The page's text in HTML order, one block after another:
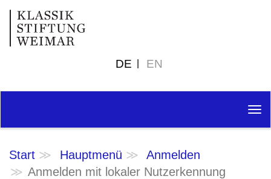
DE EN
Start Hauptmenü
Anmelden
Anmelden mit lokaler Nutzerkennung